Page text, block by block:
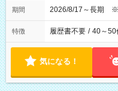
期間 2026/8/17～長期
特徴 履歴書不要 / 40～50
気になる！